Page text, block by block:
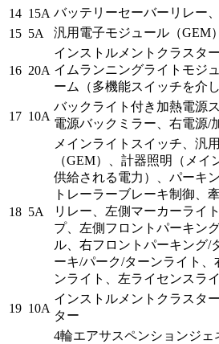
14 15A バッテリーセーバーリレー
15 5A 汎用電子モジュール（GEM
16 20A
インストルメントクラスタ
イムランニングライトモジ
ーム（多機能スイッチを介
17 10A
バックライト付き加熱電源
電源バックミラー、右電源/
18 5A
メインライトスイッチ、汎
（GEM）、計器照明（メイ
供給される電力）、パーキ
トレーラーブレーキ制御、
リレー、左側マーカーライ
プ、左側フロントパーキン
ル、右フロントパーキング/
ーキ/パーク/ターンライト
ンライト、左ライセンスラ
19 10A
インストルメントクラスタ
ター
4輪エアサスペンションジ